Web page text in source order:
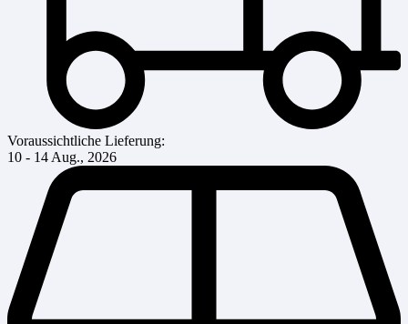
Voraussichtliche Lieferung:
10 - 14 Aug., 2026